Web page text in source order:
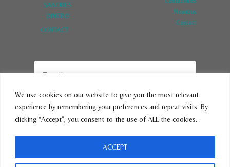
We use cookies on our website to give you the most relevant
experience by remembering your preferences and repeat visits. By
clicking “Accept”, you consent to the use of ALL the cookies. .
ACCEPT
SABORES
DINERO
CONTACT
Nosotros
Contact
SUBSCRIBE